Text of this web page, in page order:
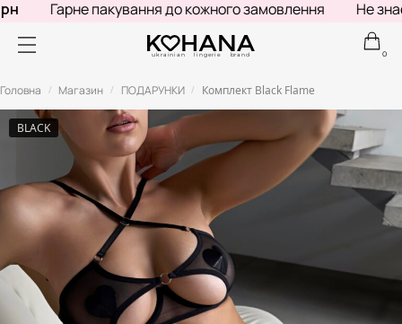
Гарне пакування до кожного замовлення Не
ukrainian lingerie brand 0
Головна / Магазин / ПОДАРУНКИ / Комплект Black Flame
BLACK